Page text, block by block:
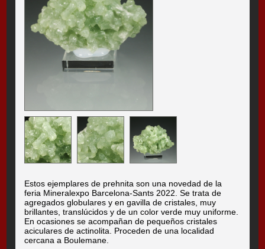
Estos ejemplares de prehnita son una novedad de la
feria Mineralexpo Barcelona-Sants 2022. Se trata de
agregados globulares y en gavilla de cristales, muy
brillantes, translúcidos y de un color verde muy uniforme.
En ocasiones se acompañan de pequeños cristales
aciculares de actinolita. Proceden de una localidad
cercana a Boulemane.